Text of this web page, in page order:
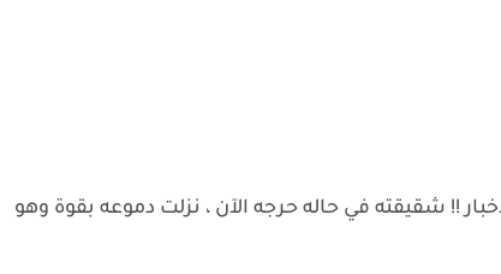
!! شقيقته في حاله حرجه الآن ، نزلت دموعه بقوة وهو